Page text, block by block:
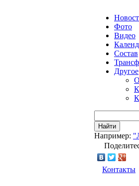
Фото
Видео
Состав
Другое
Найти
Например:
Контакты